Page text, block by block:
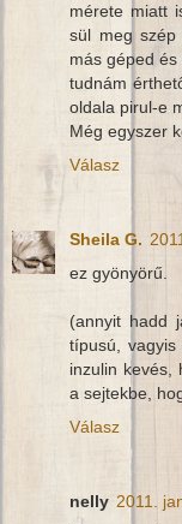
mérete miatt
sül meg
más géped
tudnám
oldala pirul-e
Még egyszer
Válasz
Sheila G.
ez gyönyörű.
(annyit hadd
típusú, vagyis
inzulin kevés,
a sejtekbe,
Válasz
nelly 2011.